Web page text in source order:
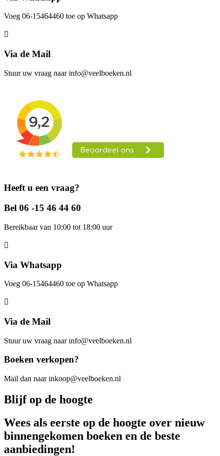
Voeg 06-15464460 toe op Whatsapp
Via de Mail
Stuur uw vraag naar info@veelboeken.nl
Heeft u een vraag?
Bel 06 -15 46 44 60
Bereikbaar van 10:00 tot 18:00 uur
Via Whatsapp
Voeg 06-15464460 toe op Whatsapp
Via de Mail
Stuur uw vraag naar info@veelboeken.nl
Boeken verkopen?
Mail dan naar inkoop@veelboeken.nl
Blijf op de hoogte
Wees als eerste op de hoogte over nieuw
binnengekomen boeken en de beste
aanbiedingen!